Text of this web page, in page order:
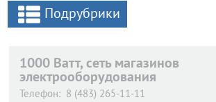
Подрубрики
1000 Ватт, сеть магазинов
электрооборудования
Телефон: 8 (483) 265-11-11